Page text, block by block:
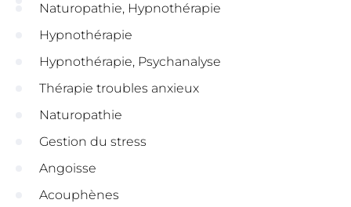
Naturopathie, Hypnothérapie
Hypnothérapie
Hypnothérapie, Psychanalyse
Thérapie troubles anxieux
Naturopathie
Gestion du stress
Angoisse
Acouphènes